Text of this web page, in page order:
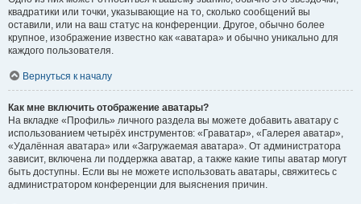
квадратики или точки, указывающие на то, сколько сообщений вы
оставили, или на ваш статус на конференции. Другое, обычно более
крупное, изображение известно как «аватара» и обычно уникально для
каждого пользователя.
Вернуться к началу
Как мне включить отображение аватары?
На вкладке «Профиль» личного раздела вы можете добавить аватару с
использованием четырёх инструментов: «Граватар», «Галерея аватар»,
«Удалённая аватара» или «Загружаемая аватара». От администратора
зависит, включена ли поддержка аватар, а также какие типы аватар могут
быть доступны. Если вы не можете использовать аватары, свяжитесь с
администратором конференции для выяснения причин.